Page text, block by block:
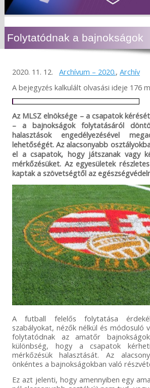
Folytatódnak a bajnokságok
2020. 11. 12. Archívum – 2020., Archív
A bejegyzés kalkulált olvasási ideje 176
Az MLSZ elnöksége – a csapatok
– a bajnokságok folytatásáról
halasztások engedélyezésével
lehetőségét. Az alacsonyabb
el a csapatok, hogy játszanak vagy
mérkőzésüket. Az egyesületek
kaptak a szövetségtől az
A futball felelős folytatása
szabályokat, nézők nélkül és módosuló
folytatódnak az amatőr
különbség, hogy a csapatok
mérkőzésük halasztását. Az
önkéntes a bajnokságokban való
Ez azt jelenti, hogy amennyiben egy